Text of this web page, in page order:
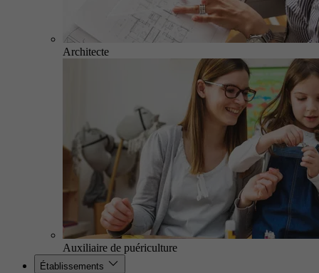
Architecte
Auxiliaire de puériculture
Établissements